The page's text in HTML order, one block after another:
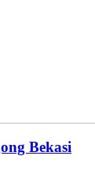
Bekasi